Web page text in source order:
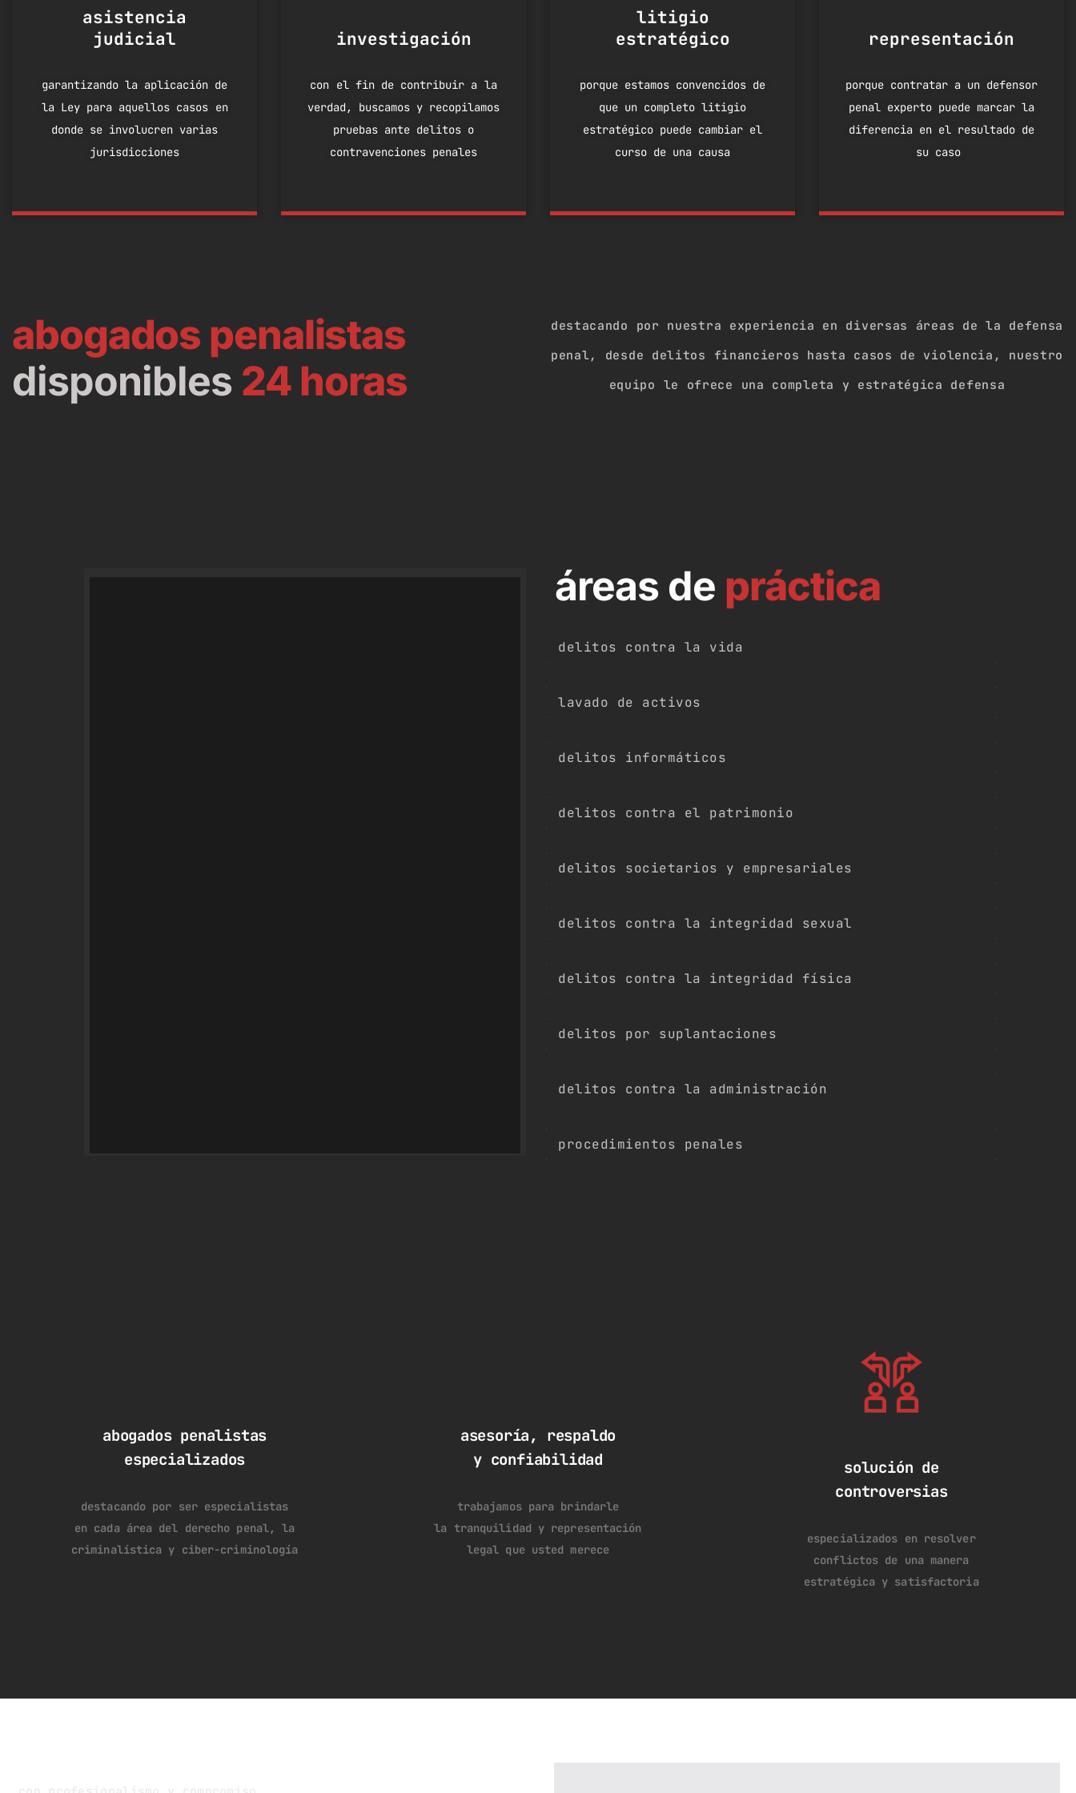
asistencia
judicial
garantizando la aplicación de
la Ley para aquellos casos en
donde se involucren varias
jurisdicciones
investigación
con el fin de contribuir a la
verdad, buscamos y recopilamos
pruebas ante delitos o
contravenciones penales
litigio
estratégico
porque estamos convencidos de
que un completo litigio
estratégico puede cambiar el
curso de una causa
representación
porque contratar a un defensor
penal experto puede marcar la
diferencia en el resultado de
su caso
abogados penalistas
disponibles 24 horas
destacando por nuestra experiencia en diversas áreas de la defensa
penal, desde delitos financieros hasta casos de violencia, nuestro
equipo le ofrece una completa y estratégica defensa
áreas de práctica
delitos contra la vida
lavado de activos
delitos informáticos
delitos contra el patrimonio
delitos societarios y empresariales
delitos contra la integridad sexual
delitos contra la integridad física
delitos por suplantaciones
delitos contra la administración
procedimientos penales
abogados penalistas
especializados
destacando por ser especialistas
en cada área del derecho penal, la
criminalística y ciber-criminología
asesoría, respaldo
y confiabilidad
trabajamos para brindarle
la tranquilidad y representación
legal que usted merece
solución de
controversias
especializados en resolver
conflictos de una manera
estratégica y satisfactoria